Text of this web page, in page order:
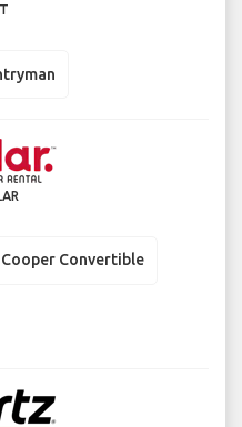
Convertible